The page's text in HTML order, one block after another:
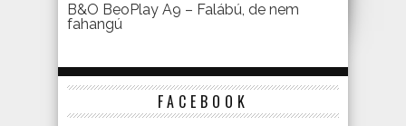
B&O BeoPlay A9 – Falábú, de nem
fahangú
FACEBOOK